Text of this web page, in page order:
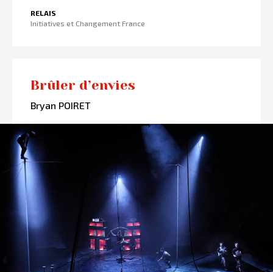
RELAIS
Initiatives et Changement France
Brûler d’envies
Bryan POIRET